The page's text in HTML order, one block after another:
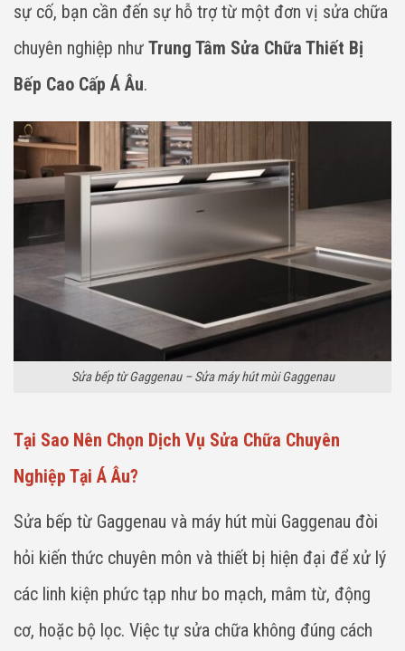
sự cố, bạn cần đến sự hỗ trợ từ một đơn vị sửa chữa
chuyên nghiệp như Trung Tâm Sửa Chữa Thiết Bị
Bếp Cao Cấp Á Âu.
Sửa bếp từ Gaggenau – Sửa máy hút mùi Gaggenau
Tại Sao Nên Chọn Dịch Vụ Sửa Chữa Chuyên
Nghiệp Tại Á Âu?
Sửa bếp từ Gaggenau và máy hút mùi Gaggenau đòi
hỏi kiến thức chuyên môn và thiết bị hiện đại để xử lý
các linh kiện phức tạp như bo mạch, mâm từ, động
cơ, hoặc bộ lọc. Việc tự sửa chữa không đúng cách